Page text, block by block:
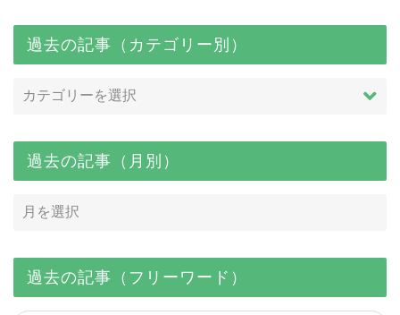
過去の記事（カテゴリー別）
過去の記事（月別）
過去の記事（フリーワード）